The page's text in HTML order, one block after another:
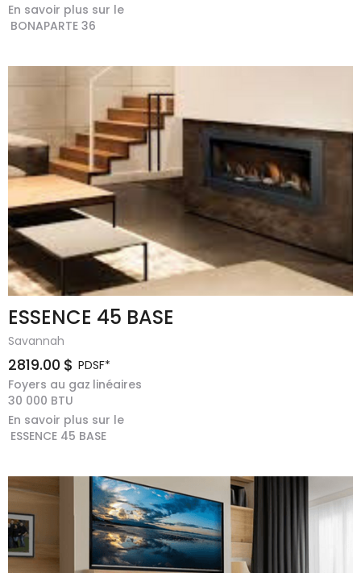
En savoir plus sur le
BONAPARTE 36
ESSENCE 45 BASE
Savannah
2819.00 $ PDSF*
Foyers au gaz linéaires
30 000 BTU
En savoir plus sur le
ESSENCE 45 BASE